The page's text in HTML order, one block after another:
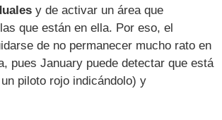
y de activar un área que
que están en ella. Por eso, el
de no permanecer mucho rato en
pues January puede detectar que está
piloto rojo indicándolo) y